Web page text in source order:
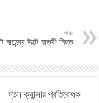
পরের
মাহেন্দ্র উল্টে যাত্রী নিহত
স্তন ক্যান্সার প্রতিরোধক